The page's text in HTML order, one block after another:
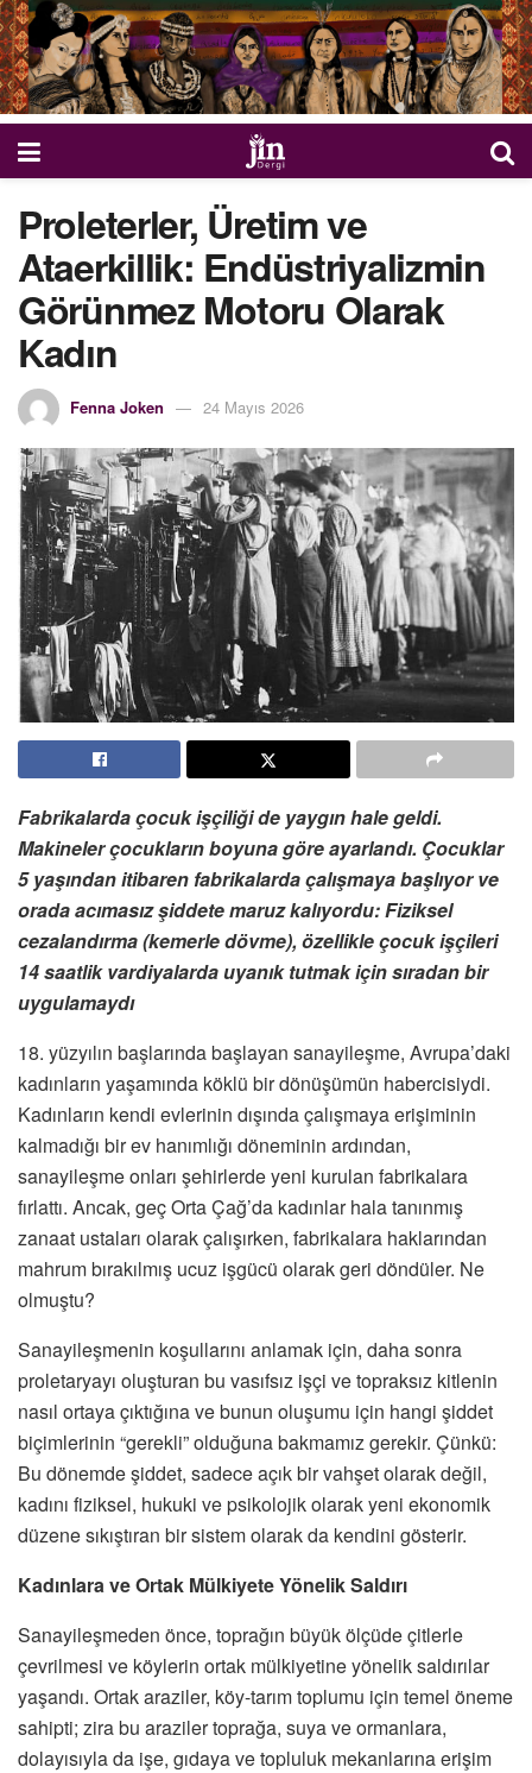
Proleterler, Üretim ve
Ataerkillik: Endüstriyalizmin
Görünmez Motoru Olarak
Kadın
Fenna Joken 24 Mayıs 2026
Fabrikalarda çocuk işçiliği de yaygın hale geldi.
Makineler çocukların boyuna göre ayarlandı. Çocuklar
5 yaşından itibaren fabrikalarda çalışmaya başlıyor ve
orada acımasız şiddete maruz kalıyordu: Fiziksel
cezalandırma (kemerle dövme), özellikle çocuk işçileri
14 saatlik vardiyalarda uyanık tutmak için sıradan bir
uygulamaydı
18. yüzyılın başlarında başlayan sanayileşme, Avrupa’daki
kadınların yaşamında köklü bir dönüşümün habercisiydi.
Kadınların kendi evlerinin dışında çalışmaya erişiminin
kalmadığı bir ev hanımlığı döneminin ardından,
sanayileşme onları şehirlerde yeni kurulan fabrikalara
fırlattı. Ancak, geç Orta Çağ’da kadınlar hala tanınmış
zanaat ustaları olarak çalışırken, fabrikalara haklarından
mahrum bırakılmış ucuz işgücü olarak geri döndüler. Ne
olmuştu?
Sanayileşmenin koşullarını anlamak için, daha sonra
proletaryayı oluşturan bu vasıfsız işçi ve topraksız kitlenin
nasıl ortaya çıktığına ve bunun oluşumu için hangi şiddet
biçimlerinin “gerekli” olduğuna bakmamız gerekir. Çünkü:
Bu dönemde şiddet, sadece açık bir vahşet olarak değil,
kadını fiziksel, hukuki ve psikolojik olarak yeni ekonomik
düzene sıkıştıran bir sistem olarak da kendini gösterir.
Kadınlara ve Ortak Mülkiyete Yönelik Saldırı
Sanayileşmeden önce, toprağın büyük ölçüde çitlerle
çevrilmesi ve köylerin ortak mülkiyetine yönelik saldırılar
yaşandı. Ortak araziler, köy-tarım toplumu için temel öneme
sahipti; zira bu araziler toprağa, suya ve ormanlara,
dolayısıyla da işe, gıdaya ve topluluk mekanlarına erişim